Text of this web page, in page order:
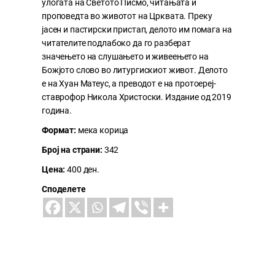
улогата на Светото Писмо, читањата и
проповедта во животот на Црквата. Преку
јасен и пастирски пристап, делото им помага на
читателите подлабоко да го разберат
значењето на слушањето и живеењето на
Божјото слово во литургискиот живот. Делото
е на Хуан Матеус, а преводот е на протоереј-
ставрофор Никола Христоски. Издание од 2019
година.
Формат: мека корица
Број на страни: 342
Цена: 400 ден.
Споделете